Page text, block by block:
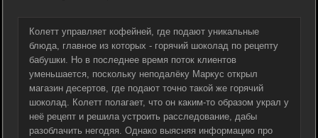
Колетт управляет кофейней, где подают уникальные
блюда, главное из которых - горячий шоколад по рецепту
бабушки. Но в последнее время поток клиентов
уменьшается, поскольку неподалёку Маркус открыл
магазин десертов, где подают точно такой же горячий
шоколад. Колетт полагает, что он каким-то образом украл у
неё рецепт и решила устроить расследование, дабы
разоблачить негодяя. Однако выясняя информацию про